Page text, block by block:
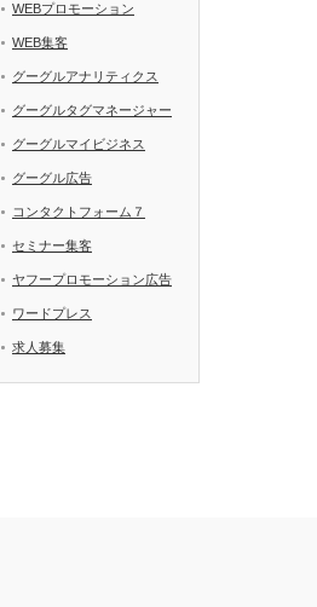
WEBプロモーション
WEB集客
グーグルアナリティクス
グーグルタグマネージャー
グーグルマイビジネス
グーグル広告
コンタクトフォーム７
セミナー集客
ヤフープロモーション広告
ワードプレス
求人募集